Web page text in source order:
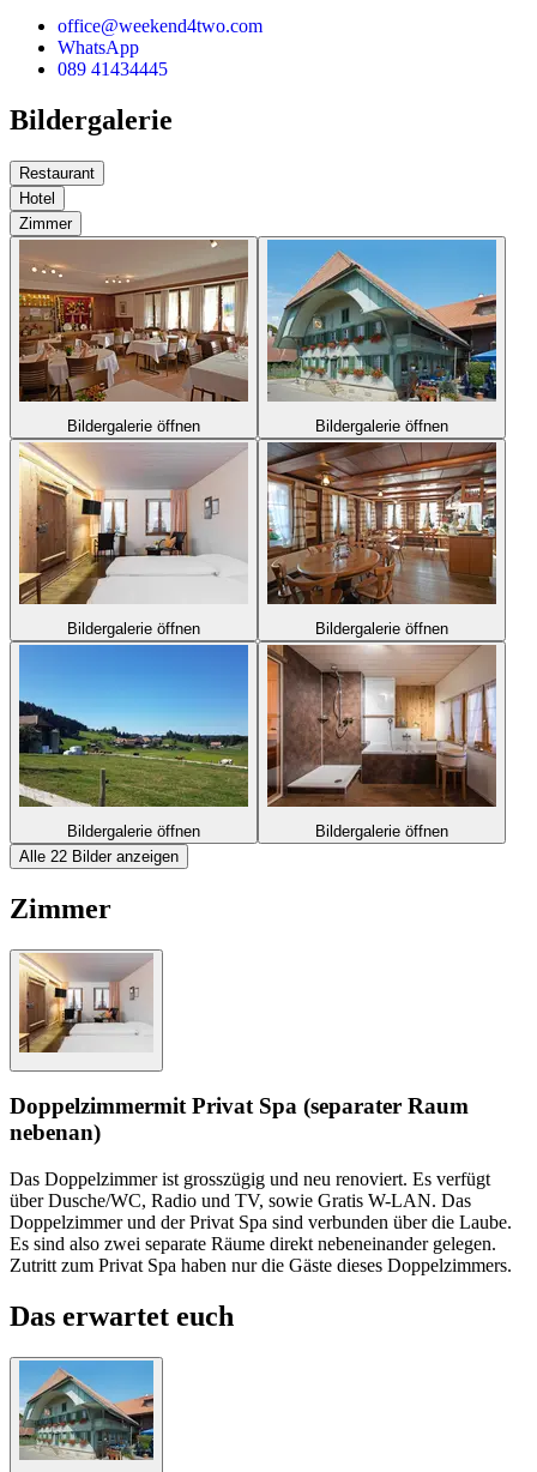
office@weekend4two.com
WhatsApp
089 41434445
Bildergalerie
Restaurant
Hotel
Zimmer
Bildergalerie öffnen Bildergalerie öffnen
Bildergalerie öffnen Bildergalerie öffnen
Bildergalerie öffnen
Bildergalerie öffnen
Alle 22 Bilder anzeigen
Zimmer
Doppelzimmermit Privat Spa (separater Raum
nebenan)
Das Doppelzimmer ist grosszügig und neu renoviert. Es verfügt
über Dusche/WC, Radio und TV, sowie Gratis W-LAN. Das
Doppelzimmer und der Privat Spa sind verbunden über die Laube.
Es sind also zwei separate Räume direkt nebeneinander gelegen.
Zutritt zum Privat Spa haben nur die Gäste dieses Doppelzimmers.
Das erwartet euch